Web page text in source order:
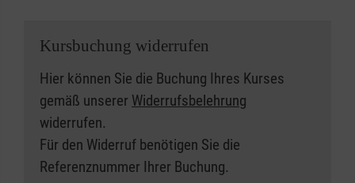
Kursbuchung widerrufen
Hier können Sie die Buchung Ihres Kurses
gemäß unserer Widerrufsbelehrung
widerrufen.
Für den Widerruf benötigen Sie die
Referenznummer Ihrer Buchung.